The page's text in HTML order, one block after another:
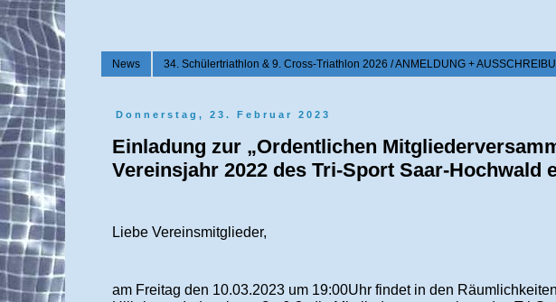
News 34. Schülertriathlon & 9. Cross-Triathlon 2026 / ANMELDUNG +
Donnerstag, 23. Februar 2023
Einladung zur „Ordentlichen
Vereinsjahr 2022 des Tri-Sport Saar-Hochwald
Liebe Vereinsmitglieder,
am Freitag den 10.03.2023 um 19:00Uhr findet in den